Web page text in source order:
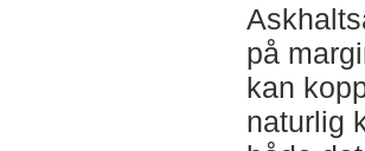
på
kan
naturlig